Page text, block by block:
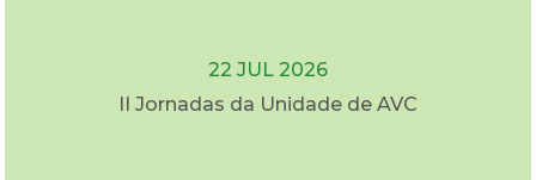
22 JUL 2026
II Jornadas da Unidade de AVC